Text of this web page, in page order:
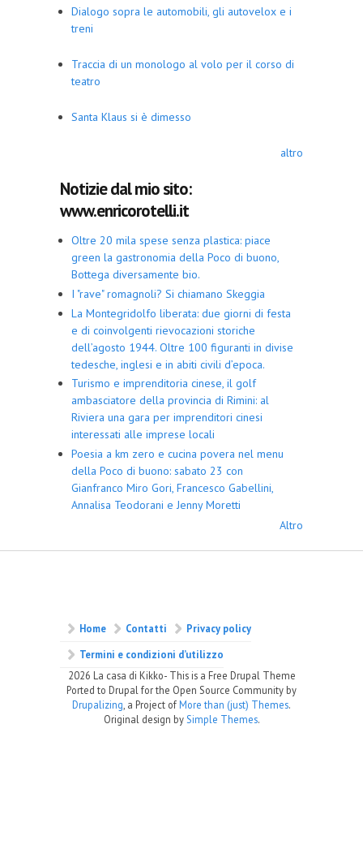
Dialogo sopra le automobili, gli autovelox e i
treni
Traccia di un monologo al volo per il corso di
teatro
Santa Klaus si è dimesso
altro
Notizie dal mio sito:
www.enricorotelli.it
Oltre 20 mila spese senza plastica: piace
green la gastronomia della Poco di buono,
Bottega diversamente bio.
I "rave" romagnoli? Si chiamano Skeggia
La Montegridolfo liberata: due giorni di festa
e di coinvolgenti rievocazioni storiche
dell’agosto 1944. Oltre 100 figuranti in divise
tedesche, inglesi e in abiti civili d’epoca.
Turismo e imprenditoria cinese, il golf
ambasciatore della provincia di Rimini: al
Riviera una gara per imprenditori cinesi
interessati alle imprese locali
Poesia a km zero e cucina povera nel menu
della Poco di buono: sabato 23 con
Gianfranco Miro Gori, Francesco Gabellini,
Annalisa Teodorani e Jenny Moretti
Altro
Home Contatti
Privacy policy
Termini e condizioni d’utilizzo
2026 La casa di Kikko- This is a Free Drupal Theme
Ported to Drupal for the Open Source Community by
Drupalizing , a Project ofMore than (just) Themes.
Original design by Simple Themes.